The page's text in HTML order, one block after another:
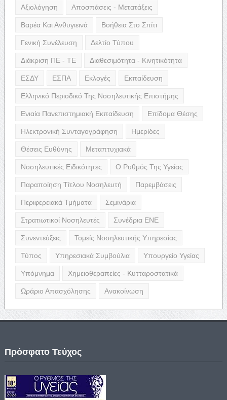
Αξιολόγηση Αποσπάσεις - Μετατάξεις
Βαρέα Και Ανθυγιεινά Βοήθεια Στο Σπίτι
Γενική Συνέλευση Δελτίο Τύπου
Διάκριση ΠΕ - ΤΕ Διαθεσιμότητα - Κινητικότητα
ΕΣΔΥ ΕΣΠΑ Εκλογές Εκπαίδευση
Ελληνικό Περιοδικό Της Νοσηλευτικής Επιστήμης
Ενιαία Πανεπιστημιακή Εκπαίδευση Επίδομα Θέσης
Ηλεκτρονική Συνταγογράφηση Ημερίδες
Θέσεις Ευθύνης Μεταπτυχιακά
Νοσηλευτικές Ειδικότητες Ο Ρυθμός Της Υγείας
Παραποίηση Τίτλου Νοσηλευτή Παρεμβάσεις
Περιφερειακά Τμήματα Σεμινάρια
Στρατιωτικοί Νοσηλευτές Συνέδρια ΕΝΕ
Συνεντεύξεις Τομείς Νοσηλευτικής Υπηρεσίας
Τύπος Υπηρεσιακά Συμβούλια Υπουργείο Υγείας
Υπόμνημα Χημειοθεραπείες - Κυτταροστατικά
Ωράριο Απασχόλησης Ανακοίνωση
Πρόσφατο Τεύχος